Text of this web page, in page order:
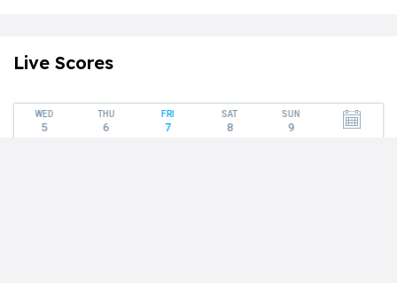
Live Scores
WED
5
THU
6
FRI
7
SAT
8
SUN
9